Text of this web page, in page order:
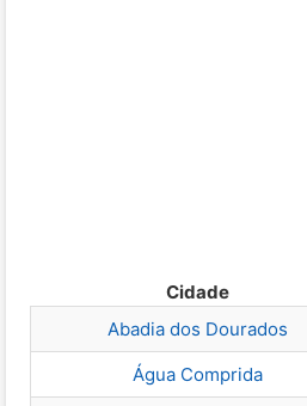
Cidade
Abadia dos Dourados
Água Comprida